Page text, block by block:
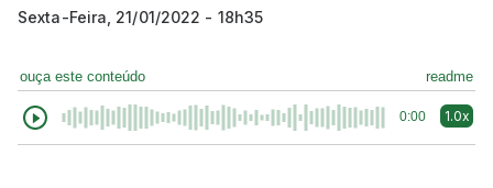
Sexta-Feira, 21/01/2022 - 18h35
ouça este conteúdo readme
0:00 1.0x